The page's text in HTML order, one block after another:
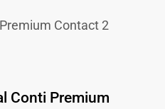
Contact 2
Conti Premium